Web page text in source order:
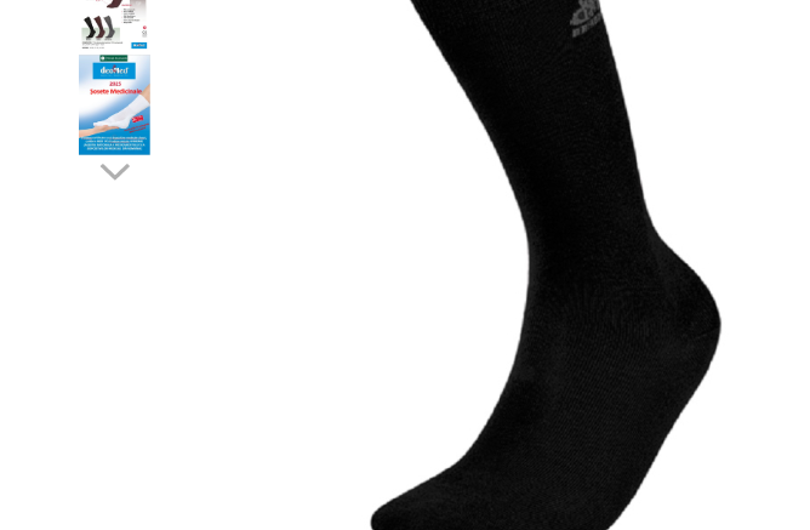
Șosete pentru edem și limfedem
Șosete pentru picioare umflate